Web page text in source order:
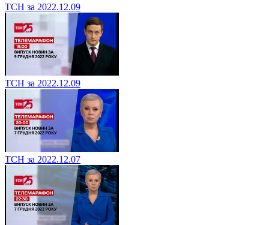
ТСН за 2022.12.09
ТСН за 2022.12.09
ТСН за 2022.12.07